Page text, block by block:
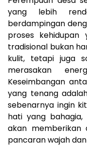
yang lebih
berdampingan
proses kehidupan
tradisional bukan
kulit, tetapi juga
merasakan
Keseimbangan
yang tenang
sebenarnya ingin
hati yang
akan memberikan
pancaran wajah